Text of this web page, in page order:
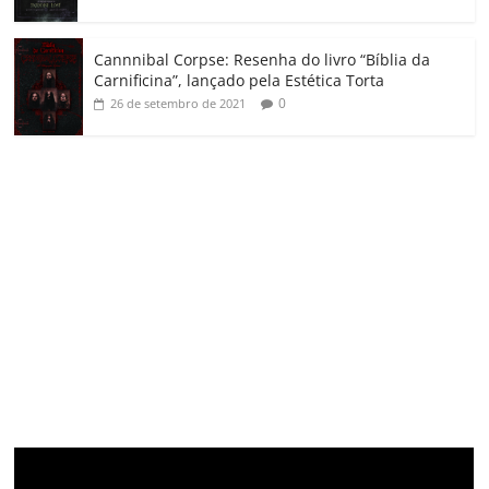
Cannnibal Corpse: Resenha do livro “Bíblia da
Carnificina”, lançado pela Estética Torta
26 de setembro de 2021 0